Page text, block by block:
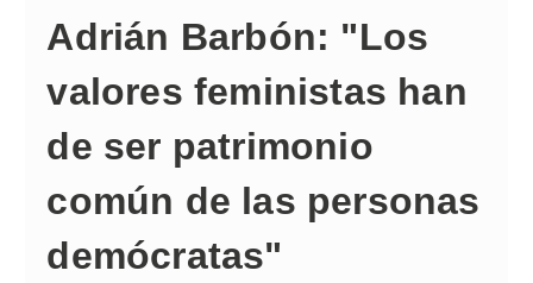
Adrián Barbón: "Los
valores feministas han
de ser patrimonio
común de las personas
demócratas"